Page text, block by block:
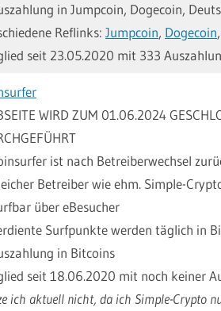
in Jumpcoin, Dogecoin,
Reflinks: Jumpcoin, Dogecoin,
seit 23.05.2020 mit 333
WIRD ZUM 01.06.2024
ist nach Betreiberwechsel
Betreiber wie ehm. Simple-
über eBesucher
Surfpunkte werden täglich in
in Bitcoins
seit 18.06.2020 mit noch keiner
ich aktuell nicht, da ich Simple-Crypto